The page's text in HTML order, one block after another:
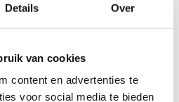
Details Over
van cookies
content en advertenties te
voor social media te bieden
altijdarmgeschaafd
. Opdekdeuren
voor de scharnieren op
standaardmaat of afwijkende
van belang dat je de